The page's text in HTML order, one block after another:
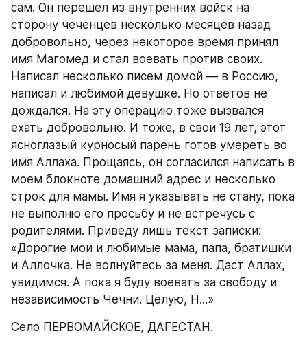
сам. Он перешел из внутренних войск на
сторону чеченцев несколько месяцев назад
добровольно, через некоторое время принял
имя Магомед и стал воевать против своих.
Написал несколько писем домой — в Россию,
написал и любимой девушке. Но ответов не
дождался. На эту операцию тоже вызвался
ехать добровольно. И тоже, в свои 19 лет, этот
ясноглазый курносый парень готов умереть во
имя Аллаха. Прощаясь, он согласился написать в
моем блокноте домашний адрес и несколько
строк для мамы. Имя я указывать не стану, пока
не выполню его просьбу и не встречусь с
родителями. Приведу лишь текст записки:
«Дорогие мои и любимые мама, папа, братишки
и Аллочка. Не волнуйтесь за меня. Даст Аллах,
увидимся. А пока я буду воевать за свободу и
независимость Чечни. Целую, Н...»
Село ПЕРВОМАЙСКОЕ, ДАГЕСТАН.